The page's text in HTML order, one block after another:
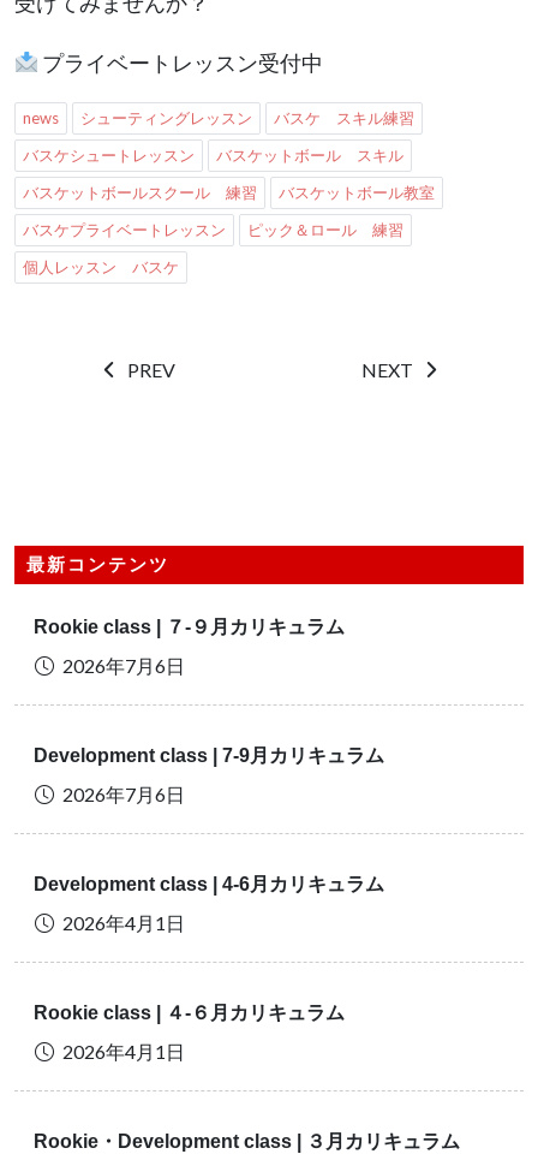
プライベートレッスン受付中
news シューティングレッスン
バスケ スキル練習
バスケシュートレッスン
バスケットボール スキル
バスケットボールスクール 練習
バスケットボール教室
バスケプライベートレッスン
ピック＆ロール 練習
個人レッスン バスケ
PREV NEXT
最新コンテンツ
Rookie class | ７-９月カリキュラム
2026年7月6日
Development class | 7-9月カリキュラム
2026年7月6日
Development class | 4-6月カリキュラム
2026年4月1日
Rookie class | ４-６月カリキュラム
2026年4月1日
Rookie・Development class | ３月カリキュラム